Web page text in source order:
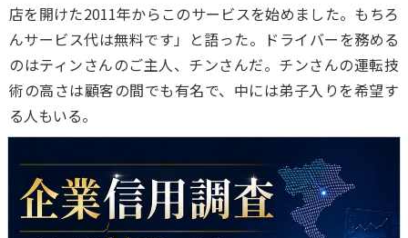
店を開けた2011年からこのサービスを始めました。もちろ
んサービス代は無料です」と語った。ドライバーを務める
のはティンさんのご主人、チンさんだ。チンさんの運転技
術の高さは顧客の間でも有名で、中には弟子入りを希望す
る人もいる。